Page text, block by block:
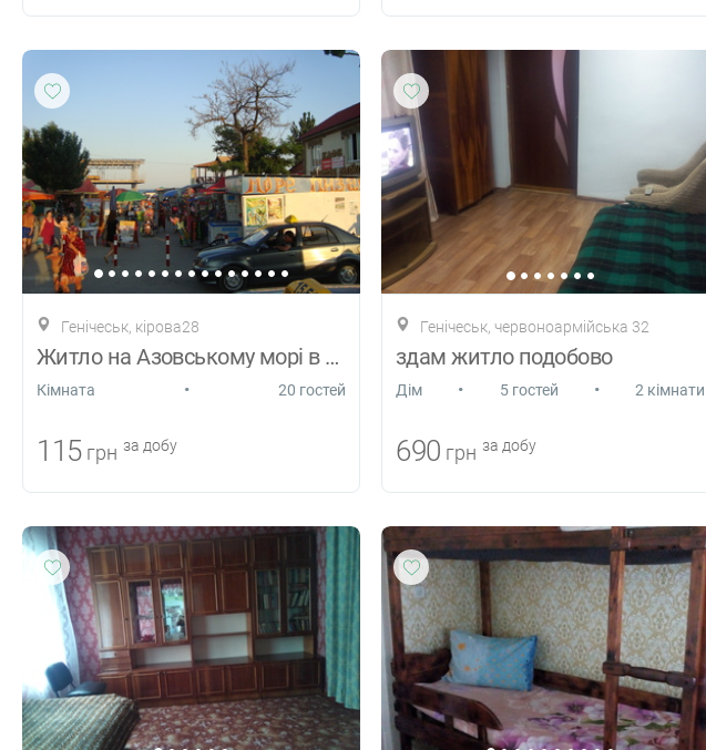
Генічеськ, кірова28
Житло на Азовському морі в Генічеську
Кiмната • 20 гостей
115 грн за добу
Генічеськ, червоноармійська 32
здам житло подобово
Дiм • 5 гостей • 2 кімнати
690 грн за добу